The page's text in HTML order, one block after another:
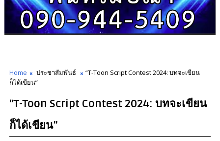
Home ประชาสัมพันธ์
“T-Toon Script Contest 2024: บทจะเขียน
ก็ได้เขียน”
“T-Toon Script Contest 2024: บทจะเขียน
ก็ได้เขียน”